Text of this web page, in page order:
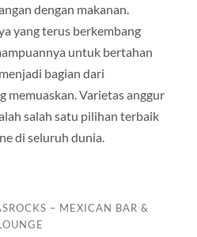
dengan makanan.
yang terus berkembang
untuk bertahan
bagian dari
memuaskan. Varietas anggur
salah satu pilihan terbaik
di seluruh dunia.
– MEXICAN BAR &